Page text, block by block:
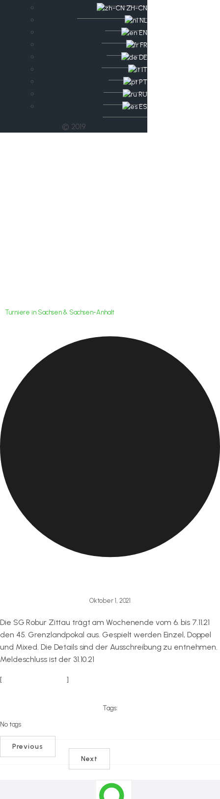
ZH-CN
NL
EN
FR
DE
IT
PT
RU
ES
© 2019
Turniere in Sachsen & Sachsen-Anhalt
Oktober 1, 2021
Die SG Robur Zittau trägt am Wochenende vom 6. bis 7.11.21
den 45. Grenzlandpokal aus. Gespielt werden Einzel, Doppel
und Mixed. Die Details sind der Ausschreibung zu entnehmen.
Meldeschluss ist der 31.10.21
[zur Ausschreibung]
Tags:
No tags
Previous
Next